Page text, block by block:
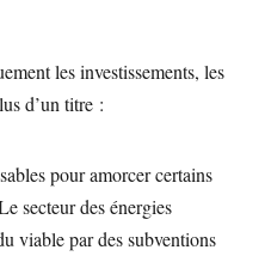
les investissements, les
d’un titre :
pour amorcer certains
secteur des énergies
viable par des subventions